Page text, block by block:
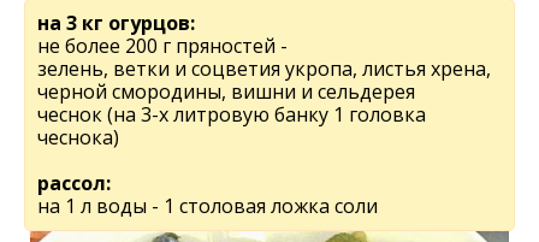
на 3 кг огурцов:
не более 200 г пряностей -
зелень, ветки и соцветия укропа, листья хрена,
черной смородины, вишни и сельдерея
чеснок (на 3-х литровую банку 1 головка
чеснока)
рассол:
на 1 л воды - 1 столовая ложка соли